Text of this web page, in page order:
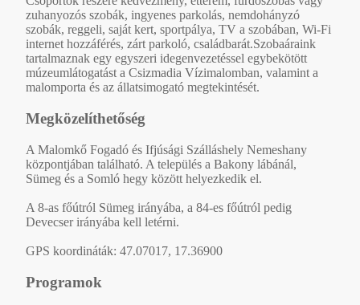
zuhanyozós szobák, ingyenes parkolás, nemdohányzó
szobák, reggeli, saját kert, sportpálya, TV a szobában, Wi-Fi
internet hozzáférés, zárt parkoló, családbarát.Szobaáraink
tartalmaznak egy egyszeri idegenvezetéssel egybekötött
múzeumlátogatást a Csizmadia Vízimalomban, valamint a
malomporta és az állatsimogató megtekintését.
Megközelíthetőség
A Malomkő Fogadó és Ifjúsági Szálláshely Nemeshany
központjában található. A település a Bakony lábánál,
Sümeg és a Somló hegy között helyezkedik el.
A 8-as főútról Sümeg irányába, a 84-es főútról pedig
Devecser irányába kell letérni.
GPS koordináták: 47.07017, 17.36900
Programok